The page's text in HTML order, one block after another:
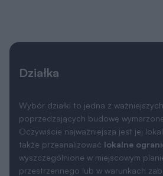
Działka
Wybór działki to jedna z
poprzedzających budowę
Oczywiście najważniejsza jest jej
także przeanalizować lokalne
wyszczególnione w miejscowym
przestrzennego lub w warunkach